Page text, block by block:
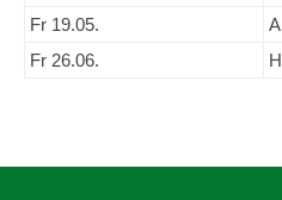
Fr 19.05.
A
Fr 26.06.
H